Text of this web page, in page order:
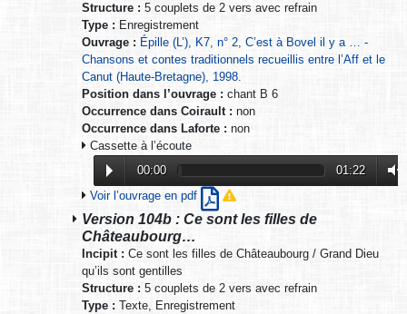
Structure : 5 couplets de 2 vers avec refrain
Type : Enregistrement
Ouvrage : Épille (L’), K7, n° 2, C’est à Bovel il y a … -
Chansons et contes traditionnels recueillis entre l’Aff et le
Canut (Haute-Bretagne), 1998.
Position dans l’ouvrage : chant B 6
Occurrence dans Coirault : non
Occurrence dans Laforte : non
Cassette à l’écoute
00:00
01:22
Voir l’ouvrage en pdf
Version 104b : Ce sont les filles de
Châteaubourg…
Incipit : Ce sont les filles de Châteaubourg / Grand Dieu
qu’ils sont gentilles
Structure : 5 couplets de 2 vers avec refrain
Type : Texte, Enregistrement